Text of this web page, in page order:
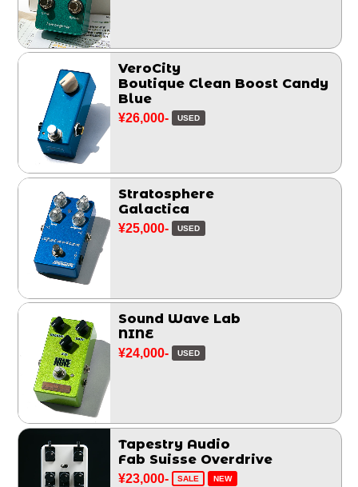
VeroCity
Boutique Clean Boost Candy
Blue
¥26,000- USED
Stratosphere
Galactica
¥25,000- USED
Sound Wave Lab
NINE
¥24,000- USED
Tapestry Audio
Fab Suisse Overdrive
¥23,000- SALE NEW